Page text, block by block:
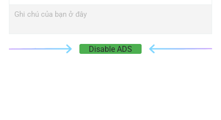
Ghi chú của bạn ở đây
Disable ADS